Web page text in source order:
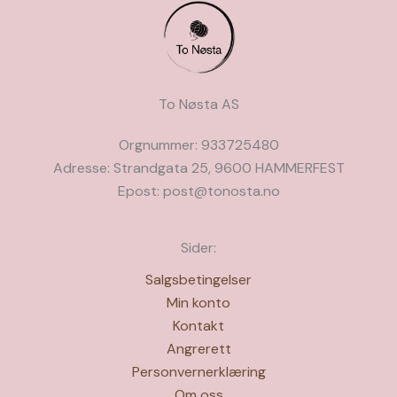
velges
To Nøsta AS
Orgnummer: 933725480
Adresse: Strandgata 25, 9600 HAMMERFEST
Epost: post@tonosta.no
Sider:
Salgsbetingelser
Min konto
Kontakt
Angrerett
Personvernerklæring